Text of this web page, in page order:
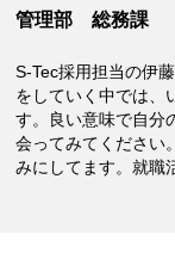
管理部 総務課
S-Tec採用担当の伊
をしていく中では、
す。良い意味で自分
会ってみてください
みにしてます。就職